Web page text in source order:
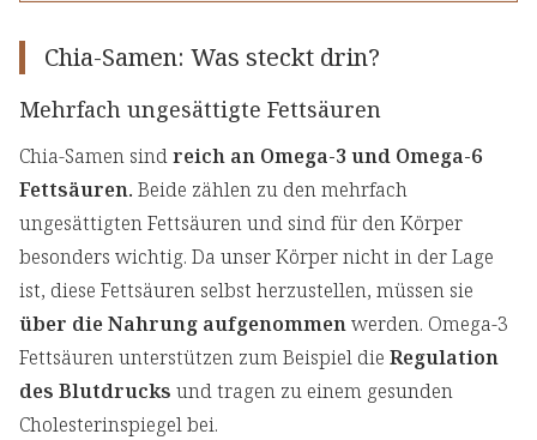
Chia-Samen: Was steckt drin?
Mehrfach ungesättigte Fettsäuren
Chia-Samen sindreich an Omega-3 und Omega-6
Fettsäuren. Beide zählen zu den mehrfach
ungesättigten Fettsäuren und sind für den Körper
besonders wichtig. Da unser Körper nicht in der Lage
ist, diese Fettsäuren selbst herzustellen, müssen sie
über die Nahrung aufgenommenwerden. Omega-3
Fettsäuren unterstützen zum Beispiel die Regulation
des Blutdrucks und tragen zu einem gesunden
Cholesterinspiegel bei.